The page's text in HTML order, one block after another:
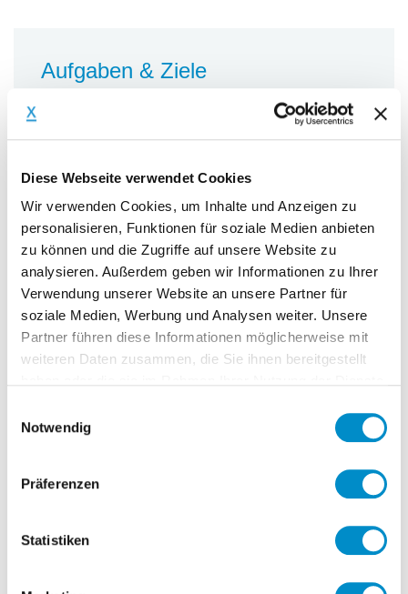
Diese Webseite verwendet Cookies
Wir verwenden Cookies, um Inhalte und Anzeigen zu
personalisieren, Funktionen für soziale Medien anbieten
zu können und die Zugriffe auf unsere Website zu
analysieren. Außerdem geben wir Informationen zu Ihrer
Verwendung unserer Website an unsere Partner für
soziale Medien, Werbung und Analysen weiter. Unsere
Partner führen diese Informationen möglicherweise mit
weiteren Daten zusammen, die Sie ihnen bereitgestellt
Notwendig
Präferenzen
Statistiken
Aufgaben & Ziele
Partnerschaft an mit wiederkehrenden,
temporären Einsätzen in unseren
Tochtergesellschaften mit folgendem
Aufgabenspektrum:
Analyse bestehender Prozesse im
Personalbereich produzierender
Unternehmen
Ableitung von
bindung/-entwicklung, Compensation &
(Vertragswesen)
Betriebsräten und Gewerkschaften
Geschäftsführer der Unternehmen als